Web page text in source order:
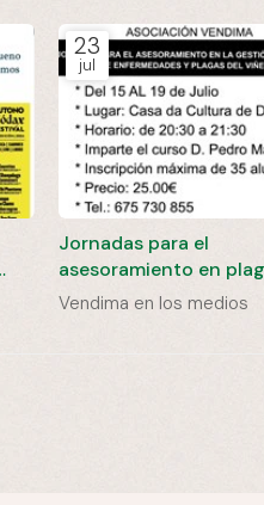
23
jul
Jornadas para el
asesoramiento en
viñedo
Vendima en los medios